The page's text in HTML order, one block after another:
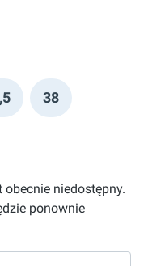
38
obecnie niedostępny.
ponownie